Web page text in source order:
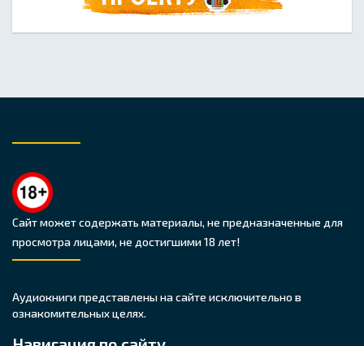
Сайт может содержать материалы, не предназначенные для
просмотра лицами, не достигшими 18 лет!
Аудиокниги представлены на сайте исключительно в
ознакомительных целях.